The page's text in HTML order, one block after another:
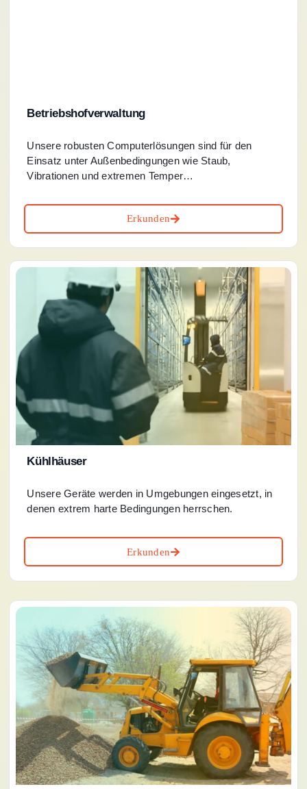
Betriebshofverwaltung
Unsere robusten Computerlösungen sind für den
Einsatz unter Außenbedingungen wie Staub,
Vibrationen und extremen Temper…
Erkunden
Kühlhäuser
Unsere Geräte werden in Umgebungen eingesetzt, in
denen extrem harte Bedingungen herrschen.
Erkunden